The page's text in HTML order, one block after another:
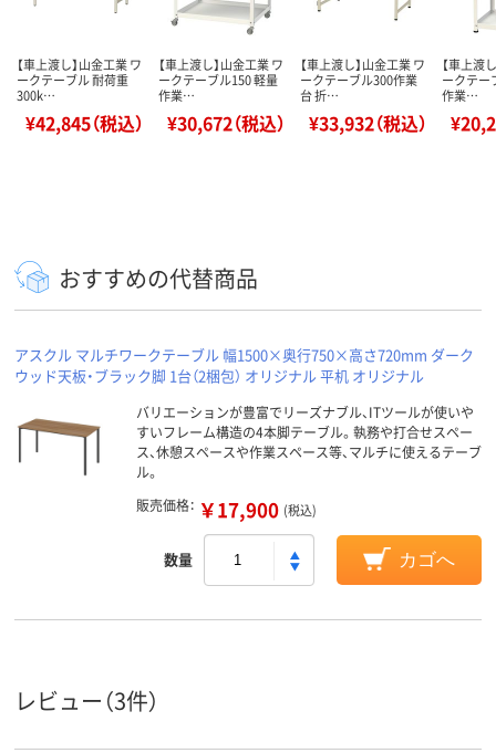
【車上渡し】山金工業 ワ
ークテーブル 耐荷重
300k…
¥42,845（税込）
【車上渡し】山金工業 ワ
ークテーブル150 軽量
作業…
¥30,672（税込）
【車上渡し】山金工業 ワ
ークテーブル300作業
台 折…
¥33,932（税込）
【車上渡
ークテー
作業…
おすすめの代替商品
アスクル マルチワークテーブル 幅1500×奥行750×高さ720mm ダーク
ウッド天板・ブラック脚 1台（2梱包） オリジナル 平机 オリジナル
バリエーションが豊富でリーズナブル、ITツールが使いや
すいフレーム構造の4本脚テーブル。執務や打合せスペー
ス、休憩スペースや作業スペース等、マルチに使えるテーブ
ル。
販売価格： ￥17,900 (税込)
数量 カゴへ
レビュー（3件）